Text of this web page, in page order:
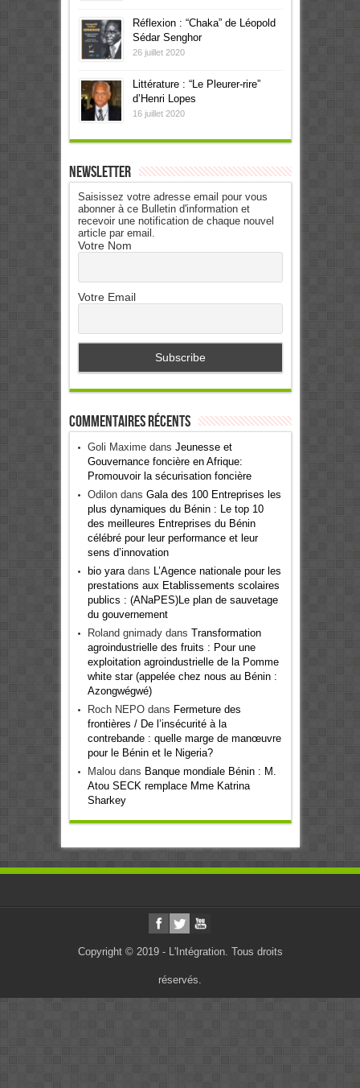
Réflexion : “Chaka” de Léopold
Sédar Senghor
26 juillet 2020
Littérature : “Le Pleurer-rire”
d’Henri Lopes
16 juillet 2020
Newsletter
Saisissez votre adresse email pour vous
abonner à ce Bulletin d'information et
recevoir une notification de chaque nouvel
article par email.
Votre Nom
Votre Email
Commentaires récents
Goli Maximedans Jeunesse et
Gouvernance foncière en Afrique:
Promouvoir la sécurisation foncière
Odilondans Gala des 100 Entreprises les
plus dynamiques du Bénin : Le top 10
des meilleures Entreprises du Bénin
célébré pour leur performance et leur
sens d’innovation
bio yaradans L’Agence nationale pour les
prestations aux Etablissements scolaires
publics : (ANaPES)Le plan de sauvetage
du gouvernement
Roland gnimadydans Transformation
agroindustrielle des fruits : Pour une
exploitation agroindustrielle de la Pomme
white star (appelée chez nous au Bénin :
Azongwégwé)
Roch NEPOdans Fermeture des
frontières / De l’insécurité à la
contrebande : quelle marge de manœuvre
pour le Bénin et le Nigeria?
Maloudans Banque mondiale Bénin : M.
Atou SECK remplace Mme Katrina
Sharkey
Copyright © 2019 - L'Intégration. Tous droits
réservés.